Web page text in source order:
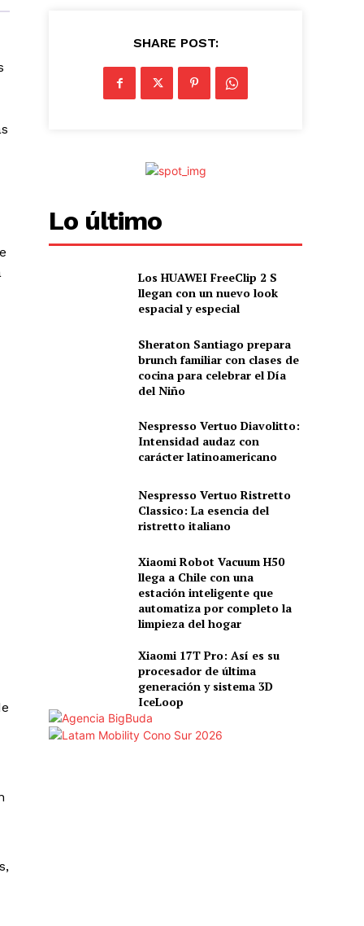
SHARE POST:
Lo último
Los HUAWEI FreeClip 2 S
llegan con un nuevo look
espacial y especial
Sheraton Santiago prepara
brunch familiar con clases de
cocina para celebrar el Día
del Niño
Nespresso Vertuo Diavolitto:
Intensidad audaz con
carácter latinoamericano
Nespresso Vertuo Ristretto
Classico: La esencia del
ristretto italiano
Xiaomi Robot Vacuum H50
llega a Chile con una
estación inteligente que
automatiza por completo la
limpieza del hogar
Xiaomi 17T Pro: Así es su
procesador de última
generación y sistema 3D
IceLoop